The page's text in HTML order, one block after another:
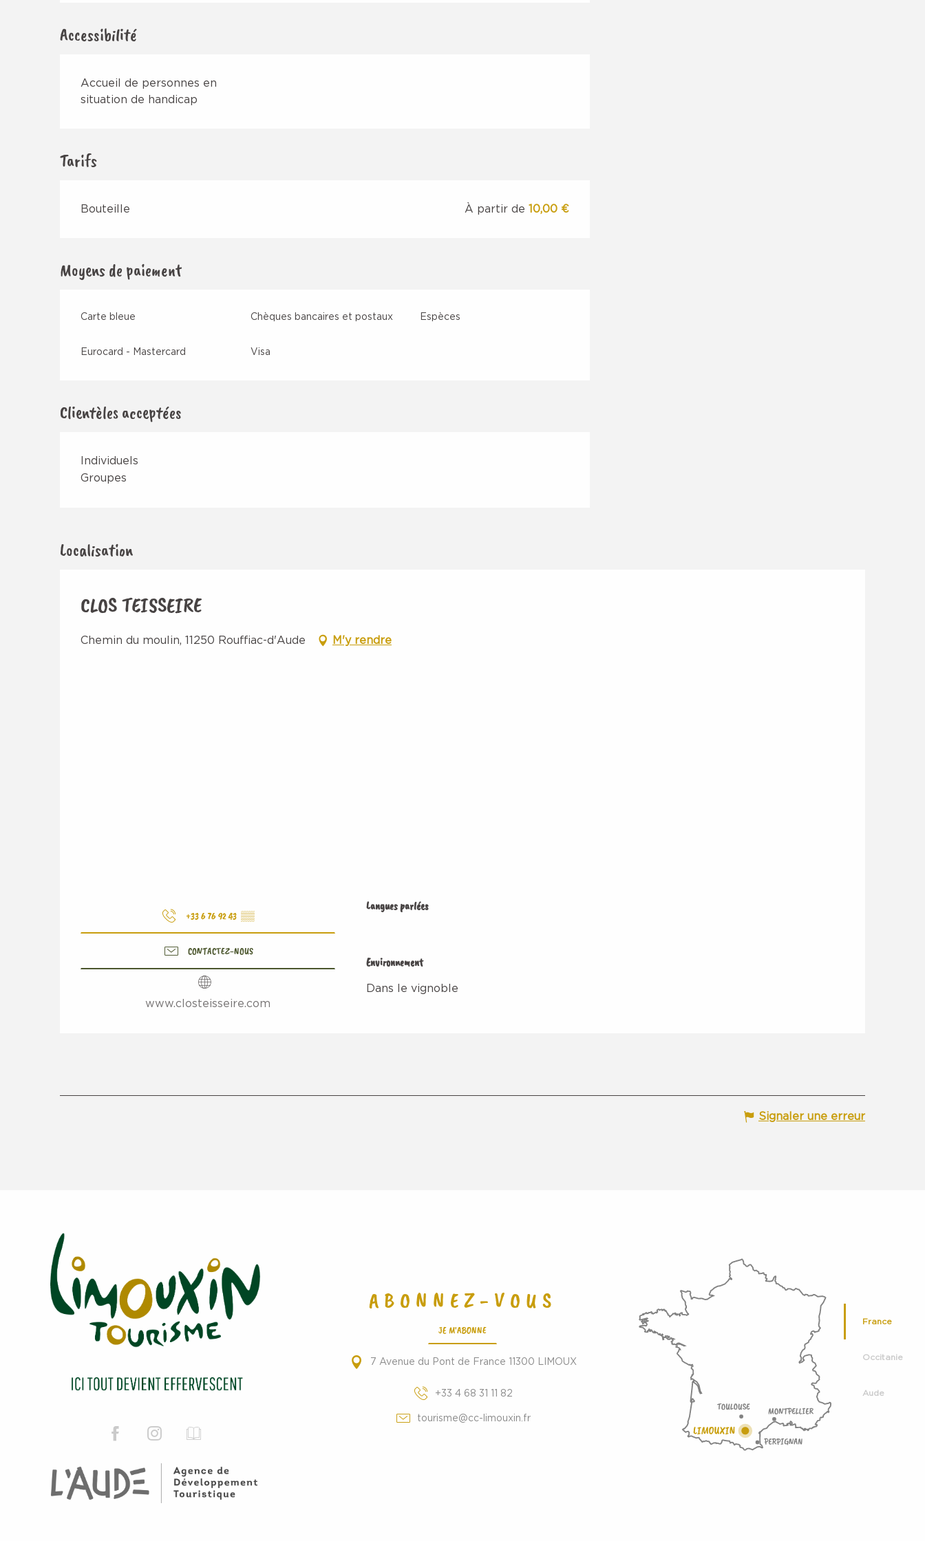
Accessibilité
Accueil de personnes en
situation de handicap
Tarifs
Bouteille À partir de10,00 €
Moyens de paiement
Carte bleue Chèques bancaires et postaux Espèces
Eurocard - Mastercard Visa
Clientèles acceptées
Individuels
Groupes
Localisation
CLOS TEISSEIRE
Chemin du moulin, 11250 Rouffiac-d'Aude M'y rendre
+33 6 76 92 43 ▒▒
CONTACTEZ-NOUS
www.closteisseire.com
Langues parlées
Langues parlées
Environnement
Environnement
Dans le vignoble
Signaler une erreur
ABONNEZ-VOUS
JE M'ABONNE
7 Avenue du Pont de France 11300 LIMOUX
+33 4 68 31 11 82
tourisme@cc-limouxin.fr
France
Occitanie
Aude